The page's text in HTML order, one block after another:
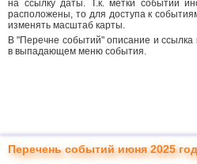
на ссылку даты. Т.к. метки событий
расположены, то для доступа к
изменять масштаб карты.
В "Перечне событий" описание и ссылка
в выпадающем меню события.
Перечень событий июня 2025